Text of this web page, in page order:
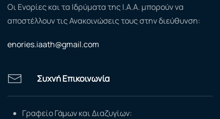
Οι Ενορίες και τα Ιδρύματα της Ι.Α.Α. μπορούν να
αποστέλλουν τις Ανακοινώσεις τους στην διεύθυνση:
enories.iaath@gmail.com
Συχνή Επικοινωνία
Γραφείο Γάμων και Διαζυγίων: